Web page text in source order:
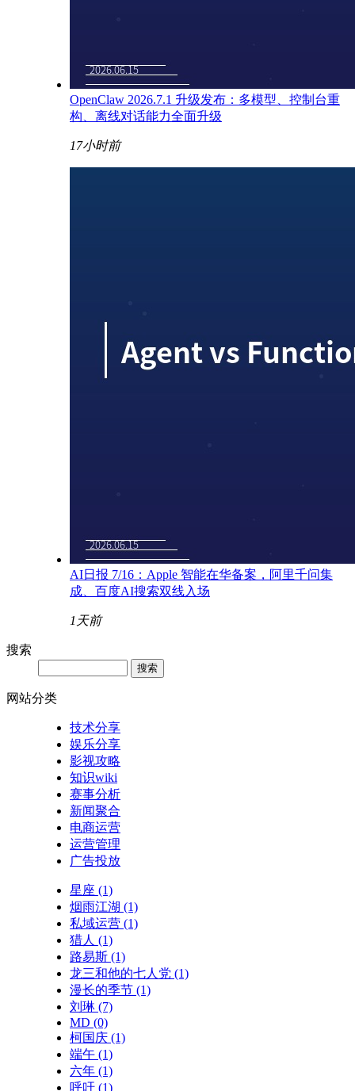
OpenClaw 2026.7.1 升级发布：多模型、控制台重
构、离线对话能力全面升级
17小时前
AI日报 7/16：Apple 智能在华备案，阿里千问集
成、百度AI搜索双线入场
1天前
搜索
网站分类
技术分享
娱乐分享
影视攻略
知识wiki
赛事分析
新闻聚合
电商运营
运营管理
广告投放
星座 (1)
烟雨江湖 (1)
私域运营 (1)
猎人 (1)
路易斯 (1)
龙三和他的七人党 (1)
漫长的季节 (1)
刘琳 (7)
MD (0)
柯国庆 (1)
端午 (1)
六年 (1)
呼吁 (1)